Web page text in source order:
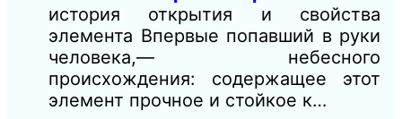
история открытия и свойства
элемента Впервые попавший в руки
человека,— небесного
происхождения: содержащее этот
элемент прочное и стойкое к…